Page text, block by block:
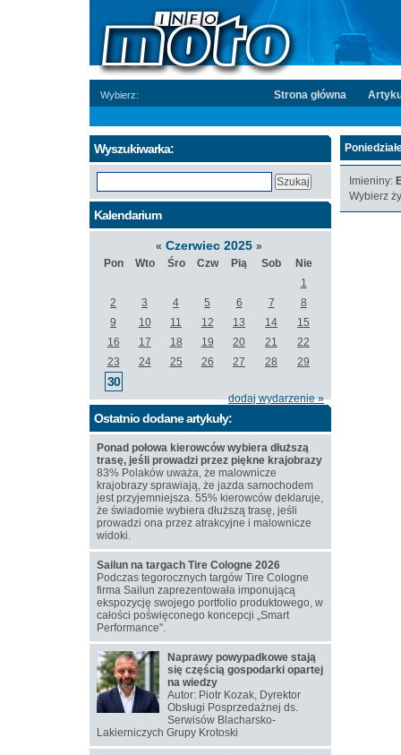
Wybierz: Strona główna
Imieniny:
Wybierz
Wyszukiwarka:
Kalendarium
« Czerwiec 2025 »
Pon
Wto Śro Czw Pią Sob
Nie
1
2
3 4 5 6 7
8
9
10 11 12 13 14
15
16
17 18 19 20 21
22
23
24 25 26 27 28 29
30
dodaj wydarzenie »
Ostatnio dodane artykuły:
Ponad połowa kierowców wybiera dłuższą
trasę, jeśli prowadzi przez piękne krajobrazy
83% Polaków uważa, że malownicze
krajobrazy sprawiają, że jazda samochodem
jest przyjemniejsza. 55% kierowców deklaruje,
że świadomie wybiera dłuższą trasę, jeśli
prowadzi ona przez atrakcyjne i malownicze
widoki.
Sailun na targach Tire Cologne 2026
Podczas tegorocznych targów Tire Cologne
firma Sailun zaprezentowała imponującą
ekspozycję swojego portfolio produktowego, w
całości poświęconego koncepcji „Smart
Performance".
Naprawy powypadkowe stają
się częścią gospodarki opartej
na wiedzy
Autor: Piotr Kozak, Dyrektor
Obsługi Posprzedażnej ds.
Serwisów Blacharsko-
Lakierniczych Grupy Krotoski